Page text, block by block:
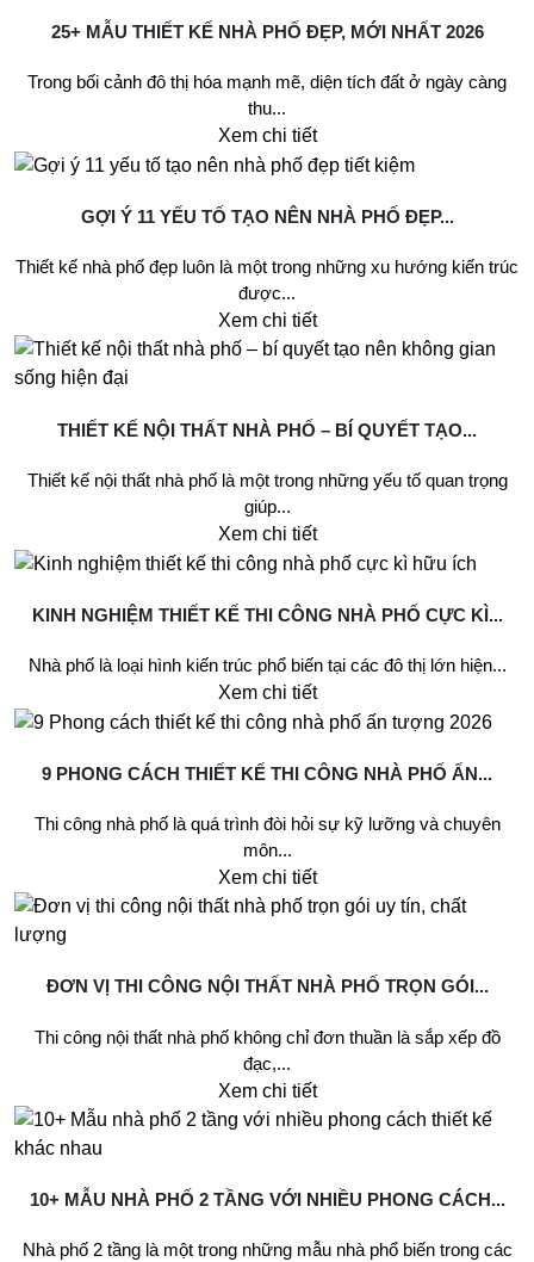
25+ MẪU THIẾT KẾ NHÀ PHỐ ĐẸP, MỚI NHẤT 2026
Trong bối cảnh đô thị hóa mạnh mẽ, diện tích đất ở ngày càng
thu...
Xem chi tiết
GỢI Ý 11 YẾU TỐ TẠO NÊN NHÀ PHỐ ĐẸP...
Thiết kế nhà phố đẹp luôn là một trong những xu hướng kiến trúc
được...
Xem chi tiết
THIẾT KẾ NỘI THẤT NHÀ PHỐ – BÍ QUYẾT TẠO...
Thiết kế nội thất nhà phố là một trong những yếu tố quan trọng
giúp...
Xem chi tiết
KINH NGHIỆM THIẾT KẾ THI CÔNG NHÀ PHỐ CỰC KÌ...
Nhà phố là loại hình kiến trúc phổ biến tại các đô thị lớn hiện...
Xem chi tiết
9 PHONG CÁCH THIẾT KẾ THI CÔNG NHÀ PHỐ ẤN...
Thi công nhà phố là quá trình đòi hỏi sự kỹ lưỡng và chuyên
môn...
Xem chi tiết
ĐƠN VỊ THI CÔNG NỘI THẤT NHÀ PHỐ TRỌN GÓI...
Thi công nội thất nhà phố không chỉ đơn thuần là sắp xếp đồ
đạc,...
Xem chi tiết
10+ MẪU NHÀ PHỐ 2 TẦNG VỚI NHIỀU PHONG CÁCH...
Nhà phố 2 tầng là một trong những mẫu nhà phổ biến trong các